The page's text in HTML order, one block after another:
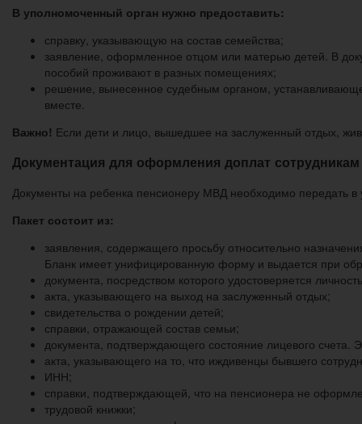
В уполномоченный орган нужно предоставить:
справку, указывающую на состав семейства;
заявление, оформленное отцом или матерью детей. В
пособий проживают в разных помещениях;
решение, вынесенное судебным органом,
вместе.
Важно! Если дети и лицо, вышедшее на заслуженный отдых,
Документация для оформления доплат
Документы на ребенка пенсионеру МВД необходимо передать
Пакет состоит из:
заявления, содержащего просьбу относительно
Бланк имеет унифицированную форму и выдается при
документа, посредством которого удостоверяется
акта, указывающего на выход на заслуженный отдых;
свидетельства о рождении детей;
справки, отражающей состав семьи;
документа, подтверждающего состояние лицевого
акта, указывающего на то, что иждивенцы бывшего
ИНН;
справки, подтверждающей, что на пенсионера не
трудовой книжки;